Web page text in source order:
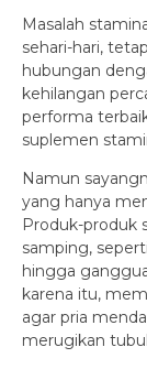
Masalah
sehari-hari,
hubungan
kehilangan
performa
suplemen
Namun
yang hanya
Produk-produk
samping,
hingga
karena itu,
agar pria
merugikan